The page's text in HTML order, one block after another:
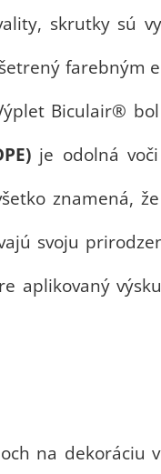
skrutky sú
farebným
Biculair®
je odolná
znamená,
svoju
aplikovaný
na dekoráciu